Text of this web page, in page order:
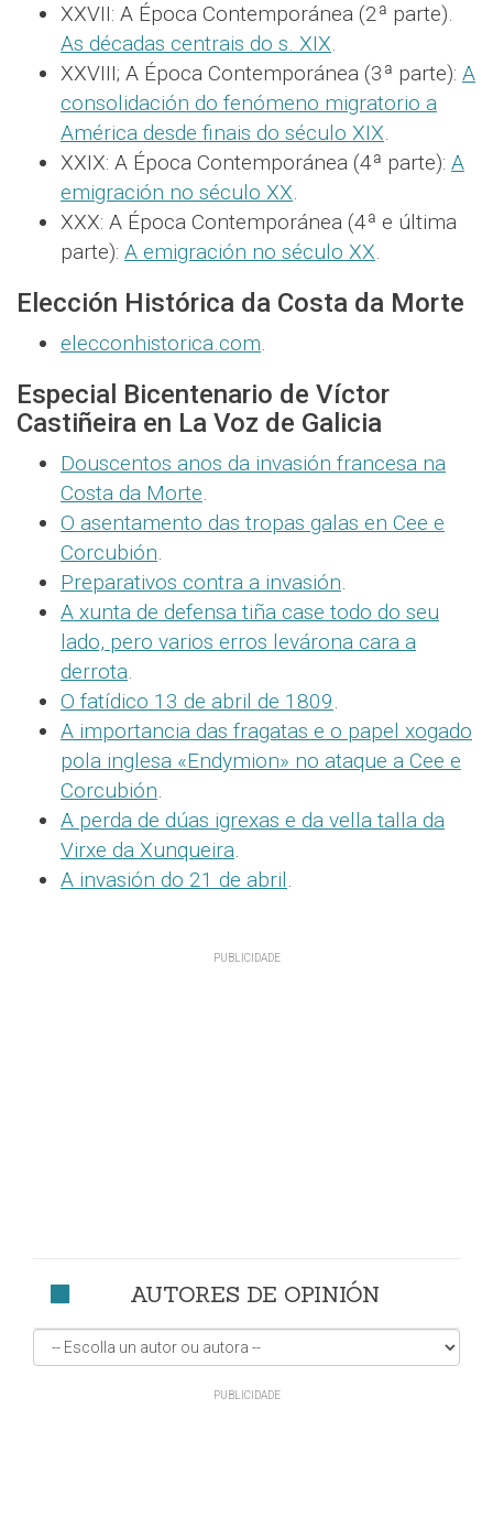
XXVII: A Época Contemporánea (2ª parte).
As décadas centrais do s. XIX.
XXVIII; A Época Contemporánea (3ª parte): A
consolidación do fenómeno migratorio a
América desde finais do século XIX.
XXIX: A Época Contemporánea (4ª parte): A
emigración no século XX.
XXX: A Época Contemporánea (4ª e última
parte): A emigración no século XX.
Elección Histórica da Costa da Morte
elecconhistorica.com.
Especial Bicentenario de Víctor
Castiñeira en La Voz de Galicia
Douscentos anos da invasión francesa na
Costa da Morte.
O asentamento das tropas galas en Cee e
Corcubión.
Preparativos contra a invasión.
A xunta de defensa tiña case todo do seu
lado, pero varios erros levárona cara a
derrota.
O fatídico 13 de abril de 1809.
A importancia das fragatas e o papel xogado
pola inglesa «Endymion» no ataque a Cee e
Corcubión.
A perda de dúas igrexas e da vella talla da
Virxe da Xunqueira.
A invasión do 21 de abril.
AUTORES DE OPINIÓN